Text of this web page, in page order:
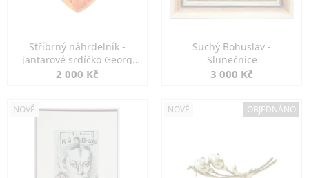
Stříbrný náhrdelník -
jantarové srdíčko Georg
Kramer
2 000 Kč
Suchý Bohuslav -
Slunečnice
3 000 Kč
NOVÉ NOVÉ OBJEDNÁNO